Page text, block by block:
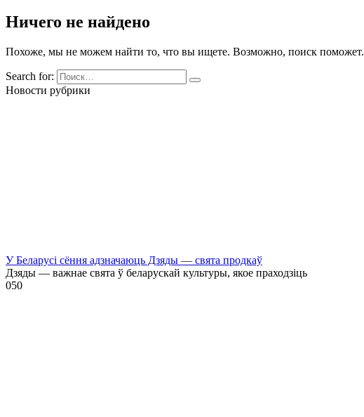
Ничего не найдено
Похоже, мы не можем найти то, что вы ищете. Возможно, поиск поможет.
Search for:
Новости рубрики
У Беларусі сёння адзначаюць Дзяды — свята продкаў
Дзяды — важнае свята ў беларускай культуры, якое праходзіць
050